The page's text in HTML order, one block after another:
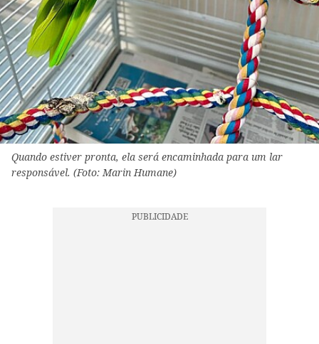
Quando estiver pronta, ela será encaminhada para um lar
responsável. (Foto: Marin Humane)